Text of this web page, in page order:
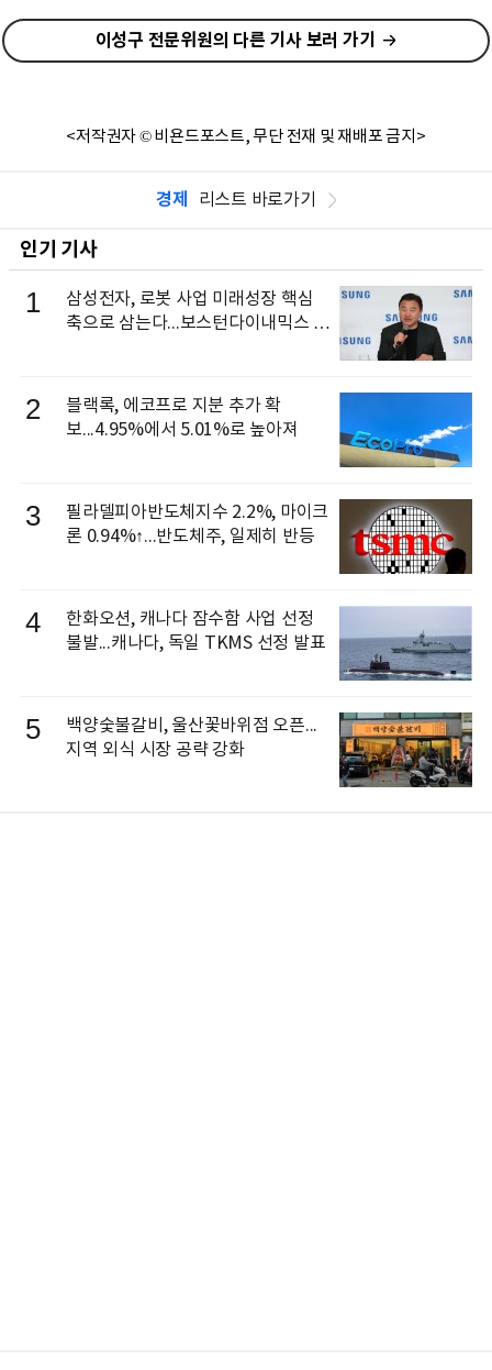
이성구 전문위원의 다른 기사 보러 가기
<저작권자 © 비욘드포스트, 무단 전재 및 재배포 금지>
경제 리스트 바로가기
인기 기사
1
삼성전자, 로봇 사업 미래성장 핵심
축으로 삼는다...보스턴다이내믹스 출
2
블랙록, 에코프로 지분 추가 확
보...4.95%에서 5.01%로 높아져
3
필라델피아반도체지수 2.2%, 마이크
론 0.94%↑...반도체주, 일제히 반등
4
한화오션, 캐나다 잠수함 사업 선정
불발...캐나다, 독일 TKMS 선정 발표
5
백양숯불갈비, 울산꽃바위점 오픈...
지역 외식 시장 공략 강화